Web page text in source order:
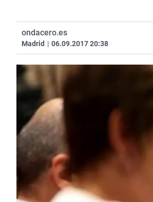
ondacero.es
Madrid | 06.09.2017 20:38